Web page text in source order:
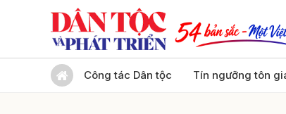
Công tác Dân tộc Tín ngưỡng tôn